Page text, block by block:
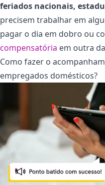
feriados nacionais,
precisem trabalhar em
pagar o dia em dobro ou
compensatória em outra
Como fazer o
empregados domésticos?